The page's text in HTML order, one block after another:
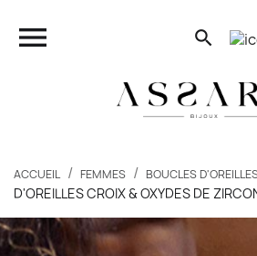
 search
close
FEMMES
HOMMES
ACCUEIL FEMMES BOUCLES
D'OREILLES CROIX & OXYDES DE